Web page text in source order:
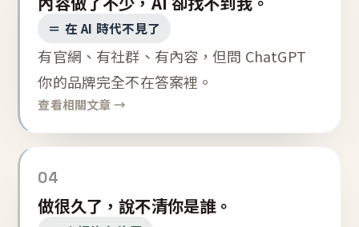
＝ 在 AI 時代不見了
有官網、有社群、有內容，但問 ChatGPT
你的品牌完全不在答案裡。
查看相關文章 →
04
做很久了，說不清你是誰。